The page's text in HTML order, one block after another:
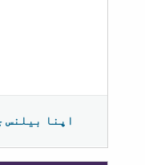
اپنا بیلنس